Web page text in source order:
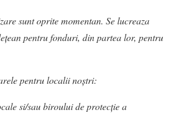
sunt oprite momentan. Se lucreaza
pentru fonduri, din partea lor, pentru
pentru localii noștri:
si/sau biroului de protecție a